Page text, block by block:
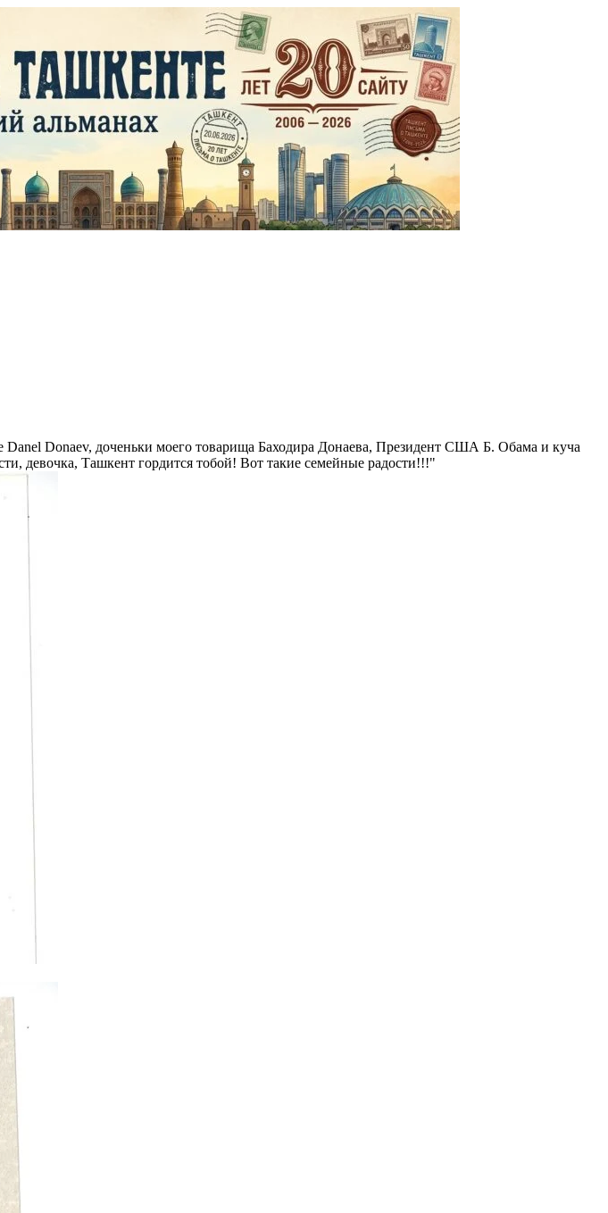
Donaev, доченьки моего товарища Баходира Донаева, Президент США Б. Обама и куча
девочка, Ташкент гордится тобой! Вот такие семейные радости!!!